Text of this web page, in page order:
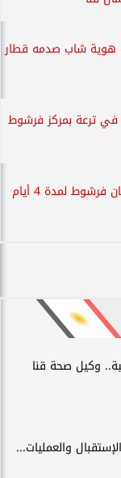
شاب صدمه قطار
ترعة بمركز فرشوط
ابتداءً من غد ..غلق مزلقان فرشوط لمدة 4 أيام
وكيل صحة قنا
والعمليات...